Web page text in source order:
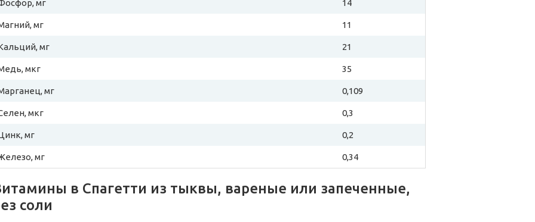
мг 14
мг 11
мг 21
мкг 35
мг 0,109
мкг 0,3
мг 0,2
мг 0,34
в Спагетти из тыквы, вареные или запеченные,
соли